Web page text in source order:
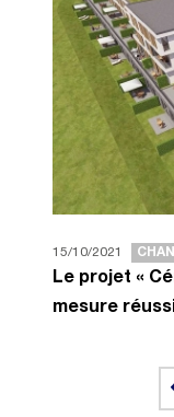
15/10/2021
Le projet «
mesure